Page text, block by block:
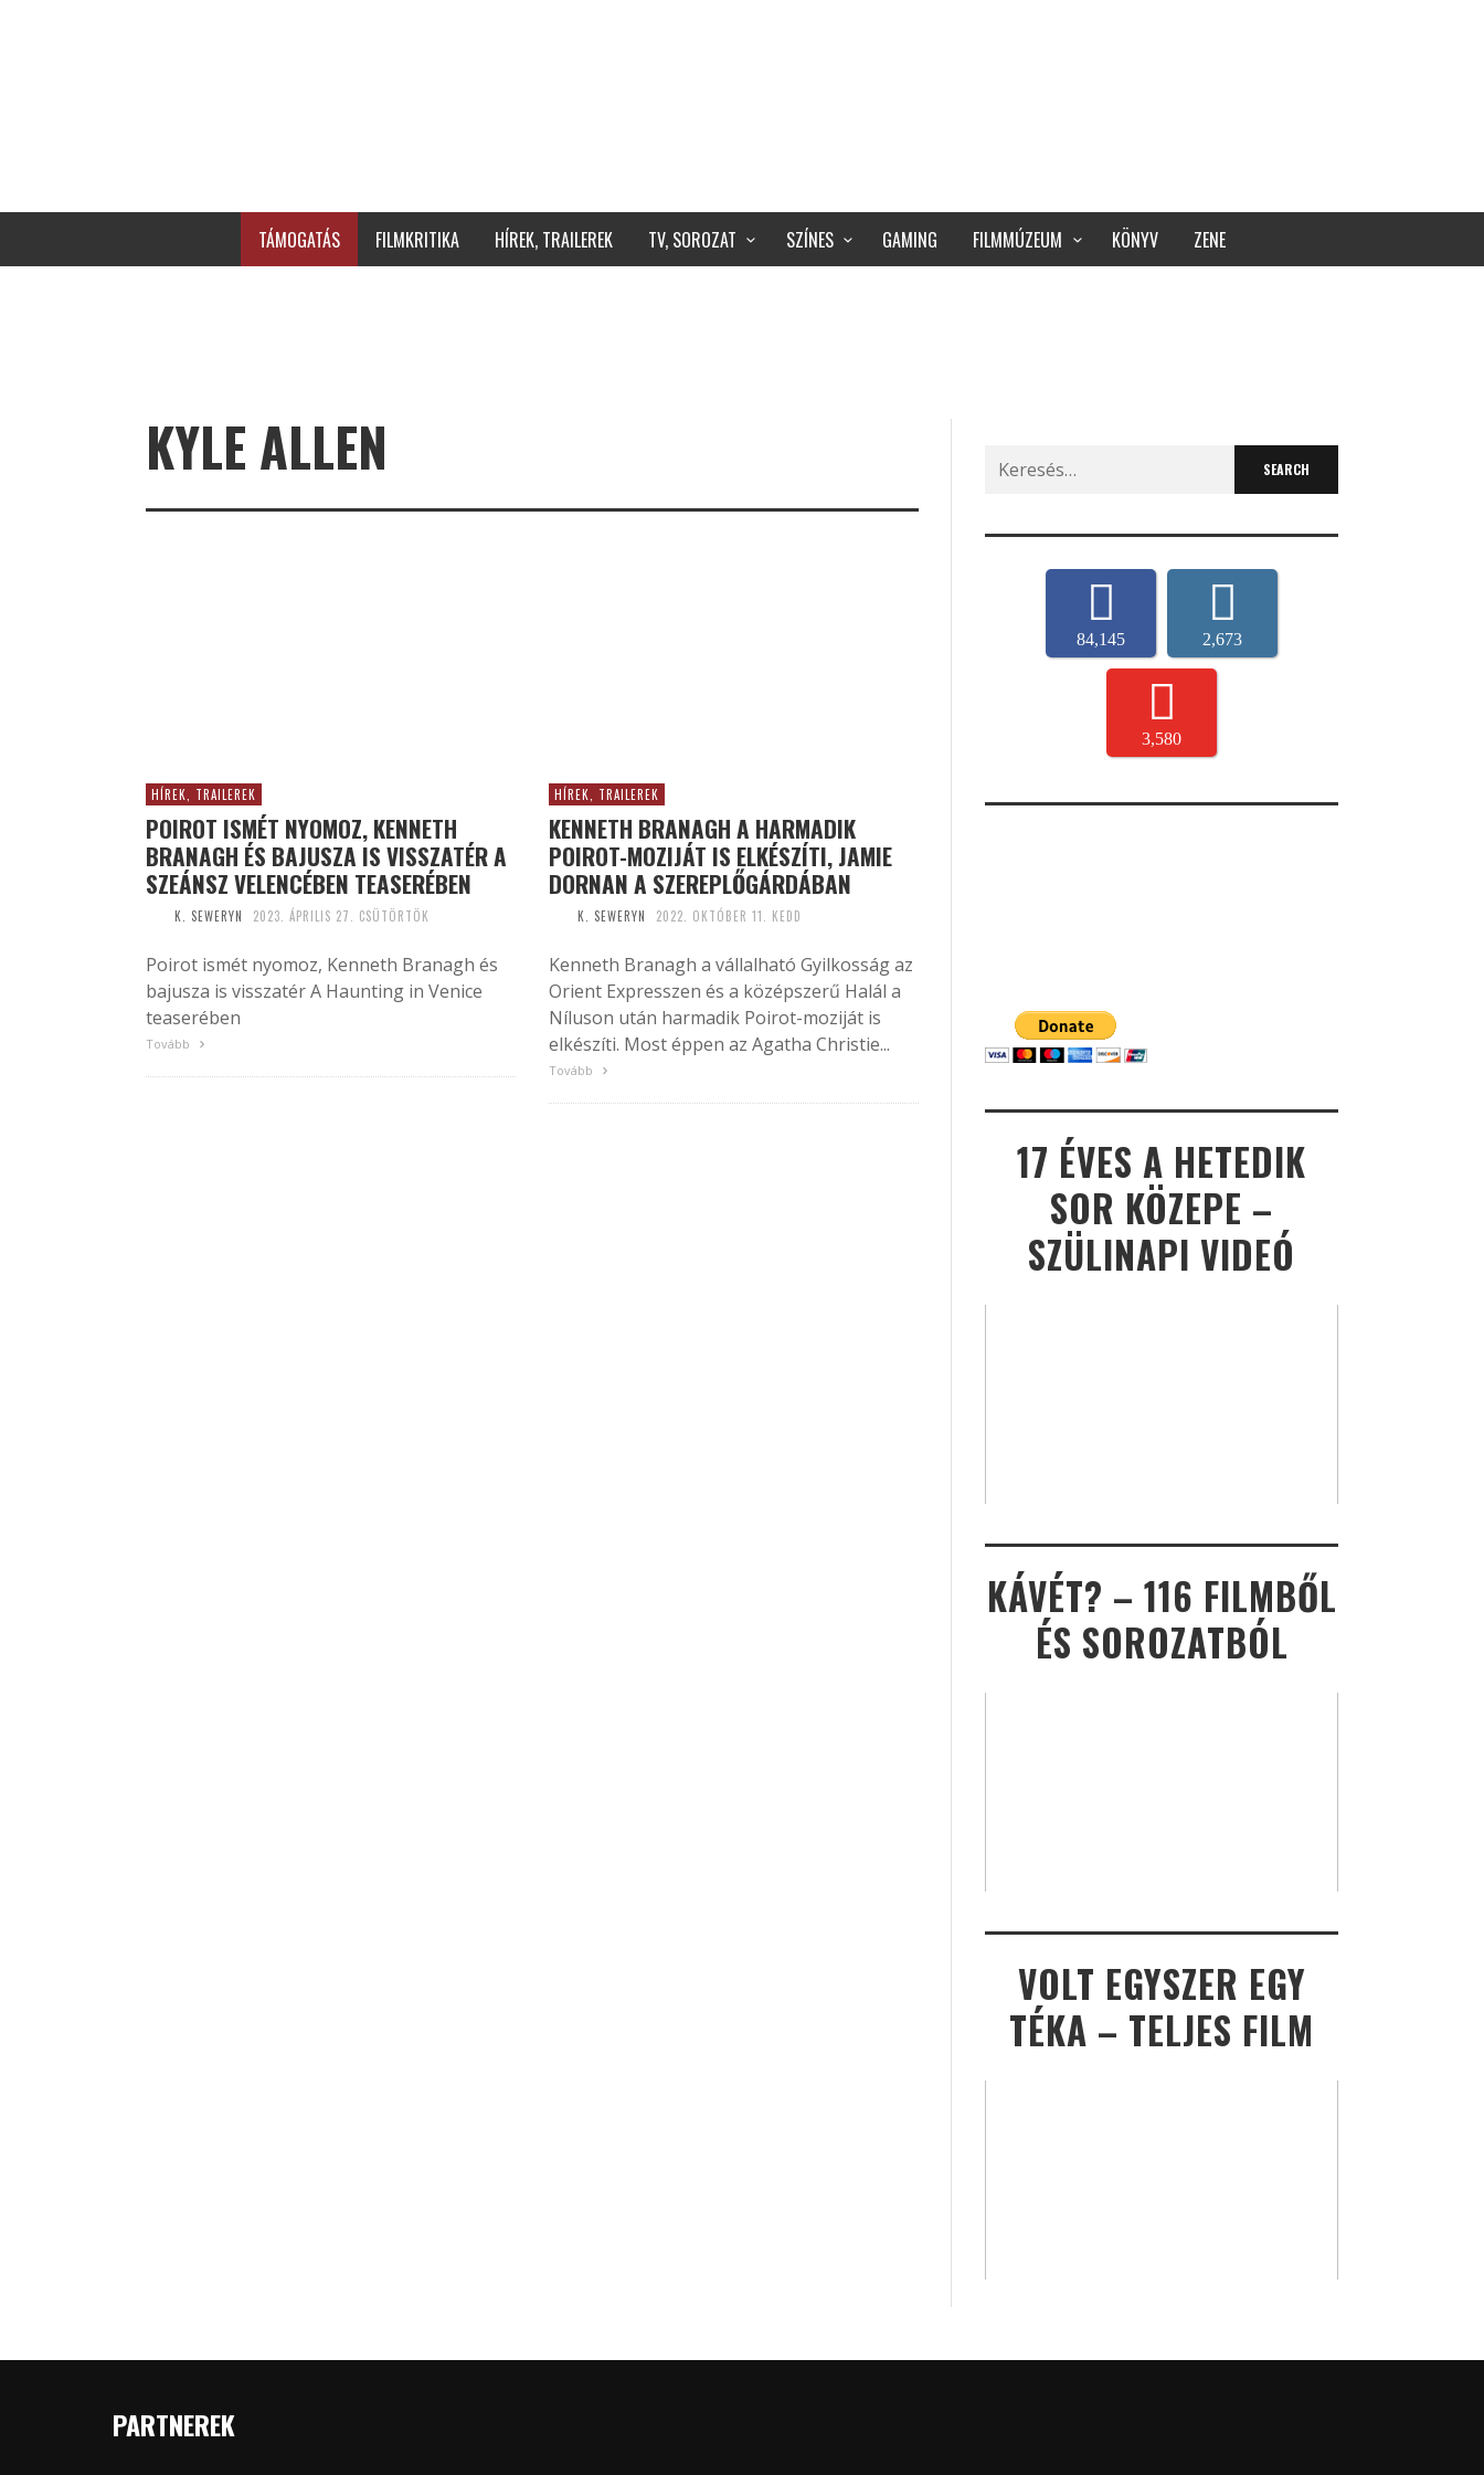
TÁMOGATÁS FILMKRITIKA HÍREK, TRAILEREK TV, SOROZAT SZÍNES GAMING FILMMÚZEUM KÖNYV ZENE
KYLE ALLEN
HÍREK, TRAILEREK
POIROT ISMÉT NYOMOZ, KENNETH
BRANAGH ÉS BAJUSZA IS VISSZATÉR A
SZEÁNSZ VELENCÉBEN TEASERÉBEN
K. SEWERYN 2023. ÁPRILIS 27. CSÜTÖRTÖK
Poirot ismét nyomoz, Kenneth Branagh és
bajusza is visszatér A Haunting in Venice
teaserében
Tovább
HÍREK, TRAILEREK
KENNETH BRANAGH A HARMADIK
POIROT-MOZIJÁT IS ELKÉSZÍTI, JAMIE
DORNAN A SZEREPLŐGÁRDÁBAN
K. SEWERYN 2022. OKTÓBER 11. KEDD
Kenneth Branagh a vállalható Gyilkosság az
Orient Expresszen és a középszerű Halál a
Níluson után harmadik Poirot-moziját is
elkészíti. Most éppen az Agatha Christie...
Tovább
Search
for:
84,145 2,673
3,580
17 ÉVES A HETEDIK
SOR KÖZEPE –
SZÜLINAPI VIDEÓ
KÁVÉT? – 116 FILMBŐL
ÉS SOROZATBÓL
VOLT EGYSZER EGY
TÉKA – TELJES FILM
PARTNEREK